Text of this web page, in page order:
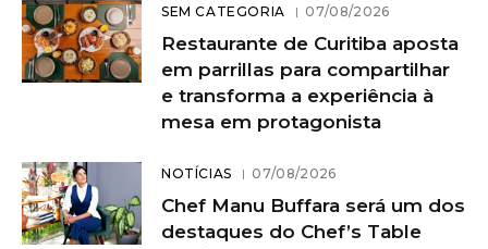
SEM CATEGORIA 07/08/2026
Restaurante de Curitiba aposta
em parrillas para compartilhar
e transforma a experiência à
mesa em protagonista
NOTÍCIAS 07/08/2026
Chef Manu Buffara será um dos
destaques do Chef’s Table